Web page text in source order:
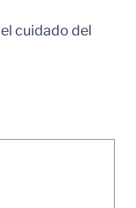
cuidado del